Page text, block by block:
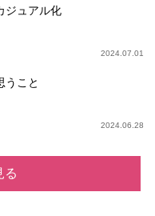
ジュアル化
2024.07.01
うこと
2024.06.28
る